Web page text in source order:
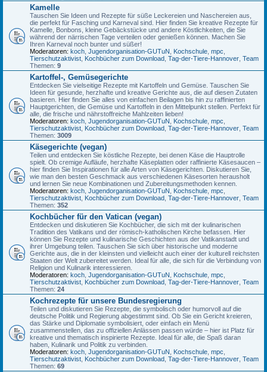
Kamelle
Tauschen Sie Ideen und Rezepte für süße Leckereien und Naschereien aus,
die perfekt für Fasching und Karneval sind. Hier finden Sie kreative Rezepte für
Kamelle, Bonbons, kleine Gebäckstücke und andere Köstlichkeiten, die Sie
während der närrischen Tage verteilen oder genießen können. Machen Sie
Ihren Karneval noch bunter und süßer!
Moderatoren: koch Jugendorganisation-GUTuN Kochschule mpc
Tierschutzaktivist Kochbücher zum Download Tag-der-Tiere-Hannover Team
Themen: 9
Kartoffel-, Gemüsegerichte
Entdecken Sie vielseitige Rezepte mit Kartoffeln und Gemüse. Tauschen Sie
Ideen für gesunde, herzhafte und kreative Gerichte aus, die auf diesen Zutaten
basieren. Hier finden Sie alles von einfachen Beilagen bis hin zu raffinierten
Hauptgerichten, die Gemüse und Kartoffeln in den Mittelpunkt stellen. Perfekt für
alle, die frische und nährstoffreiche Mahlzeiten lieben!
Moderatoren: koch Jugendorganisation-GUTuN Kochschule mpc
Tierschutzaktivist Kochbücher zum Download Tag-der-Tiere-Hannover Team
Themen: 3009
Käsegerichte (vegan)
Teilen und entdecken Sie köstliche Rezepte, bei denen Käse die Hauptrolle
spielt. Ob cremige Aufläufe, herzhafte Käseplatten oder raffinierte Käsesaucen –
hier finden Sie Inspirationen für alle Arten von Käsegerichten. Diskutieren Sie,
wie man den besten Geschmack aus verschiedenen Käsesorten herausholt
und lernen Sie neue Kombinationen und Zubereitungsmethoden kennen.
Moderatoren: koch Jugendorganisation-GUTuN Kochschule mpc
Tierschutzaktivist Kochbücher zum Download Tag-der-Tiere-Hannover Team
Themen: 352
Kochbücher für den Vatican (vegan)
Entdecken und diskutieren Sie Kochbücher, die sich mit der kulinarischen
Tradition des Vatikans und der römisch-katholischen Kirche befassen. Hier
können Sie Rezepte und kulinarische Geschichten aus der Vatikanstadt und
ihrer Umgebung teilen. Tauschen Sie sich über historische und moderne
Gerichte aus, die in der kleinsten und vielleicht auch einer der kulturell reichsten
Staaten der Welt zubereitet werden. Ideal für alle, die sich für die Verbindung von
Religion und Kulinarik interessieren.
Moderatoren: koch Jugendorganisation-GUTuN Kochschule mpc
Tierschutzaktivist Kochbücher zum Download Tag-der-Tiere-Hannover Team
Themen: 24
Kochrezepte für unsere Bundesregierung
Teilen und diskutieren Sie Rezepte, die symbolisch oder humorvoll auf die
deutsche Politik und Regierung abgestimmt sind. Ob Sie ein Gericht kreieren,
das Stärke und Diplomatie symbolisiert, oder einfach ein Menü
zusammenstellen, das zu offiziellen Anlässen passen würde – hier ist Platz für
kreative und thematisch inspirierte Rezepte. Ideal für alle, die Spaß daran
haben, Kulinarik und Politik zu verbinden.
Moderatoren: koch Jugendorganisation-GUTuN Kochschule mpc
Tierschutzaktivist Kochbücher zum Download Tag-der-Tiere-Hannover Team
Themen: 69